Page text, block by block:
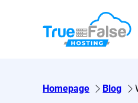
Homepage Blog